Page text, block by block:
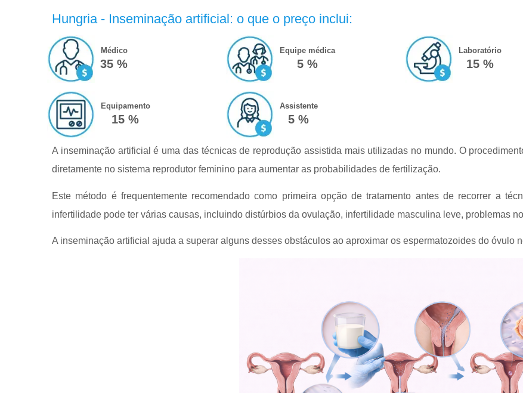
Hungria - Inseminação artificial: o que o preço inclui:
Médico
35 %
Equipe médica
5 %
Laboratório
15 %
Equipamento
15 %
Assistente
5 %
A inseminação artificial é uma das técnicas de reprodução assistida mais utilizadas no mundo. O
diretamente no sistema reprodutor feminino para aumentar as probabilidades de fertilização.
Este método é frequentemente recomendado como primeira opção de tratamento antes de recorrer a
infertilidade pode ter várias causas, incluindo distúrbios da ovulação, infertilidade masculina leve, problemas
A inseminação artificial ajuda a superar alguns desses obstáculos ao aproximar os espermatozoides do óvulo